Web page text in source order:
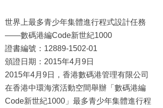
世界上最多青少年集體進行程式設計任務
——數碼港編Code新世紀1000
證書編號： 12889-1502-01
頒證日期： 2015年4月 9 日
2015年4月 9 日，香港數碼港管理有限公司
在香港中環海濱活動空間舉辦「數碼港編
Code新世紀1000 」最多青少年集體進行程